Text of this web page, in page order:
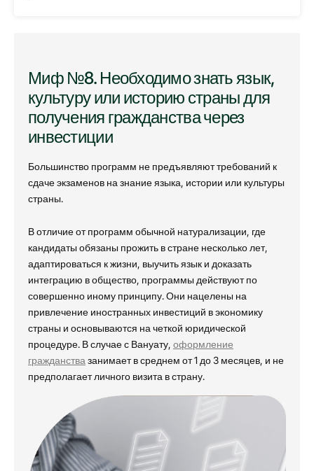
Миф №8. Необходимо знать язык,
культуру или историю страны для
получения гражданства через
инвестиции
Большинство программ не предъявляют требований к
сдаче экзаменов на знание языка, истории или культуры
страны.
В отличие от программ обычной натурализации, где
кандидаты обязаны прожить в стране несколько лет,
адаптироваться к жизни, выучить язык и доказать
интеграцию в общество, программы действуют по
совершенно иному принципу. Они нацелены на
привлечение иностранных инвестиций в экономику
страны и основываются на четкой юридической
процедуре. В случае с Вануату, оформление
гражданства занимает в среднем от 1 до 3 месяцев, и не
предполагает личного визита в страну.